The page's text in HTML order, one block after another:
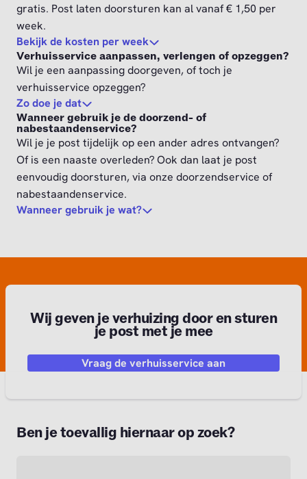
gratis. Post laten doorsturen kan al vanaf € 1,50 per
week.
Bekijk de kosten per week
Verhuisservice aanpassen, verlengen of opzeggen?
Wil je een aanpassing doorgeven, of toch je
verhuisservice opzeggen?
Zo doe je dat
Wanneer gebruik je de doorzend- of
nabestaandenservice?
Wil je je post tijdelijk op een ander adres ontvangen?
Of is een naaste overleden? Ook dan laat je post
eenvoudig doorsturen, via onze doorzendservice of
nabestaandenservice.
Wanneer gebruik je wat?
Wij geven je verhuizing door en sturen
je post met je mee
Vraag de verhuisservice aan
Ben je toevallig hiernaar op zoek?